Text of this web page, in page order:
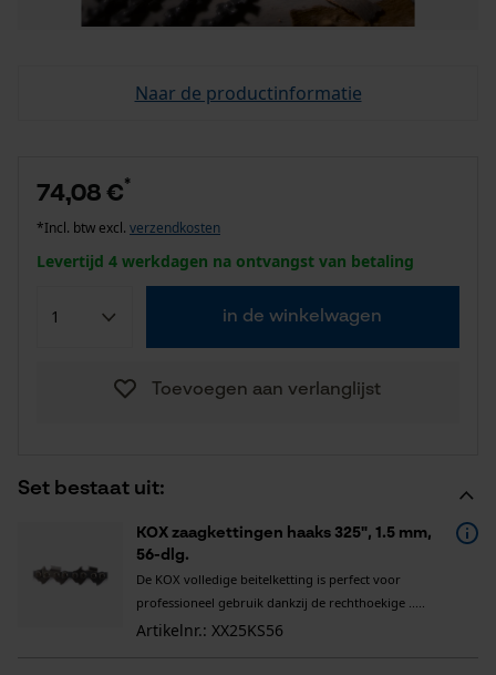
Naar de productinformatie
Set bestaat uit:
KOX zaagkettingen haaks 325", 1.5 mm,
56-dlg.
De KOX volledige beitelketting is perfect voor
professioneel gebruik dankzij de rechthoekige .....
Artikelnr.: XX25KS56
74,08 €*
*Incl. btw excl. verzendkosten
Levertijd 4 werkdagen na ontvangst van betaling
in de winkelwagen
Toevoegen aan verlanglijst